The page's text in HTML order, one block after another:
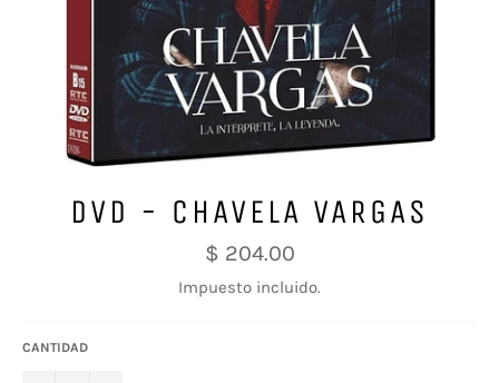
DVD - CHAVELA VARGAS
Precio
habitual
$ 204.00
Impuesto incluido.
CANTIDAD